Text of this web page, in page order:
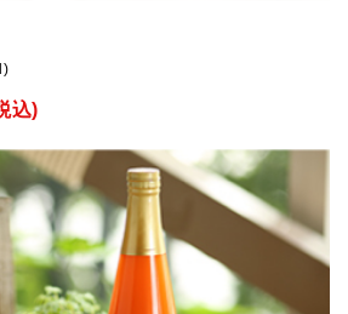
込)